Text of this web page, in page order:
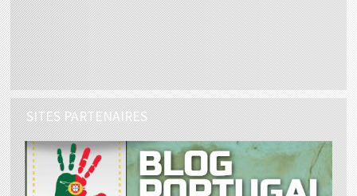
SITES PARTENAIRES